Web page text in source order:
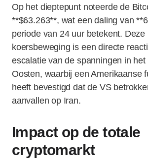
Op het dieptepunt noteerde de
**$63.263**, wat een daling van
periode van 24 uur betekent. Deze
koersbeweging is een directe
escalatie van de spanningen in het
Oosten, waarbij een Amerikaanse
heeft bevestigd dat de VS
aanvallen op Iran.
Impact op de totale
cryptomarkt